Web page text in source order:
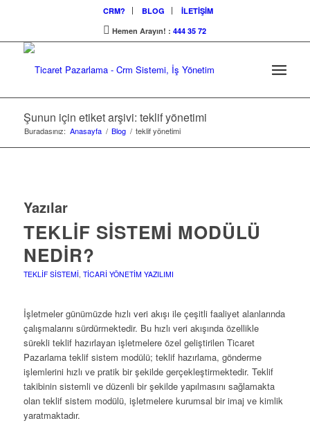
CRM? BLOG
İLETİŞİM
Hemen Arayın! :444 35 72
Şunun için etiket arşivi: teklif yönetimi
Buradasınız: Anasayfa / Blog / teklif yönetimi
Yazılar
TEKLIF SISTEMI MODÜLÜ
NEDIR?
TEKLIF SISTEMI, TICARI YÖNETIM YAZILIMI
İşletmeler günümüzde hızlı veri akışı ile çeşitli faaliyet alanlarında
çalışmalarını sürdürmektedir. Bu hızlı veri akışında özellikle
sürekli teklif hazırlayan işletmelere özel geliştirilen Ticaret
Pazarlama teklif sistem modülü; teklif hazırlama, gönderme
işlemlerini hızlı ve pratik bir şekilde gerçekleştirmektedir. Teklif
takibinin sistemli ve düzenli bir şekilde yapılmasını sağlamakta
olan teklif sistem modülü, işletmelere kurumsal bir imaj ve kimlik
yaratmaktadır.